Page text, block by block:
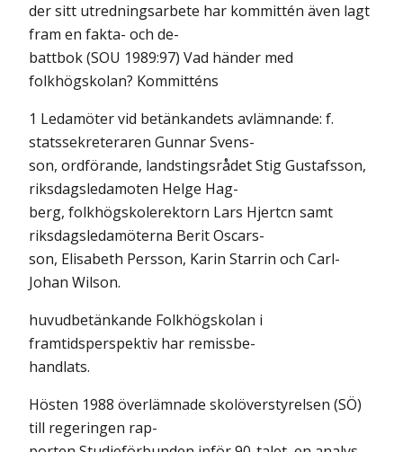
der sitt utredningsarbete har kommittén även lagt
fram en fakta- och de-
battbok (SOU 1989:97) Vad händer med
folkhögskolan? Kommitténs
1 Ledamöter vid betänkandets avlämnande: f.
statssekreteraren Gunnar Svens-
son, ordförande, landstingsrådet Stig Gustafsson,
riksdagsledamoten Helge Hag-
berg, folkhögskolerektorn Lars Hjertcn samt
riksdagsledamöterna Berit Oscars-
son, Elisabeth Persson, Karin Starrin och Carl-
Johan Wilson.
huvudbetänkande Folkhögskolan i
framtidsperspektiv har remissbe-
handlats.
Hösten 1988 överlämnade skolöverstyrelsen (SÖ)
till regeringen rap-